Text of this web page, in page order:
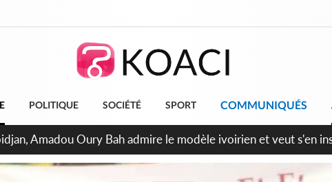
POLITIQUE SOCIÉTÉ SPORT COMMUNIQUÉS
FCFA de la France pour le métro d'Abidjan et les Agoras :
structurants